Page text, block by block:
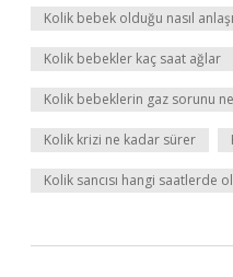
Kolik bebek olduğu nasıl
Kolik bebekler kaç saat ağlar
Kolik bebeklerin gaz sorunu
Kolik krizi ne kadar sürer
Kolik sancısı hangi saatlerde